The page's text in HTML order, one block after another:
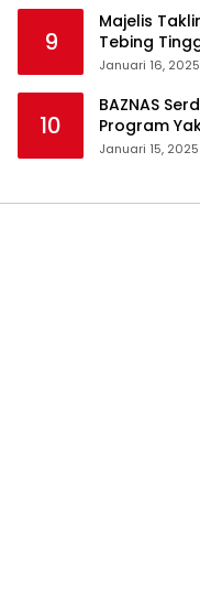
9
Majelis
Tebing
Haram
Januari 16, 2025
10
BAZNAS
Program
Perkenalan
Januari 15, 2025